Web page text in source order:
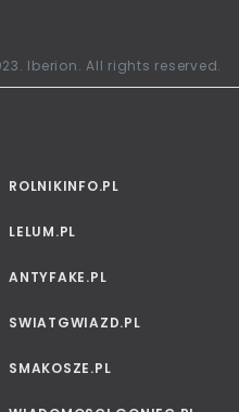
Iberion. All rights reserved.
ROLNIKINFO.PL
LELUM.PL
ANTYFAKE.PL
SWIATGWIAZD.PL
SMAKOSZE.PL